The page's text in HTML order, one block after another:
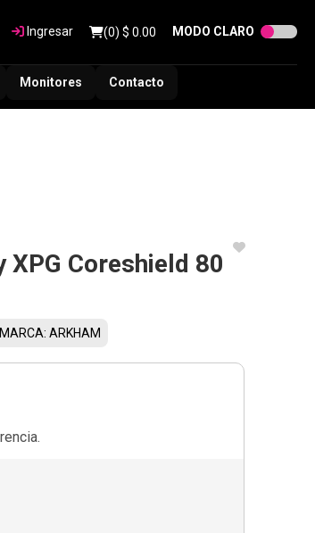
Ingresar (0) $ 0.00 MODO CLARO
Monitores Contacto
XPG Coreshield 80
MARCA: ARKHAM